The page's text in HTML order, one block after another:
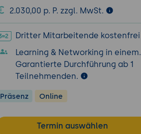
2.030,00 p. P. zzgl. MwSt.
Dritter Mitarbeitende kostenfrei
Learning & Networking in einem.
Garantierte Durchführung ab 1
Teilnehmenden.
Präsenz Online
Termin auswählen